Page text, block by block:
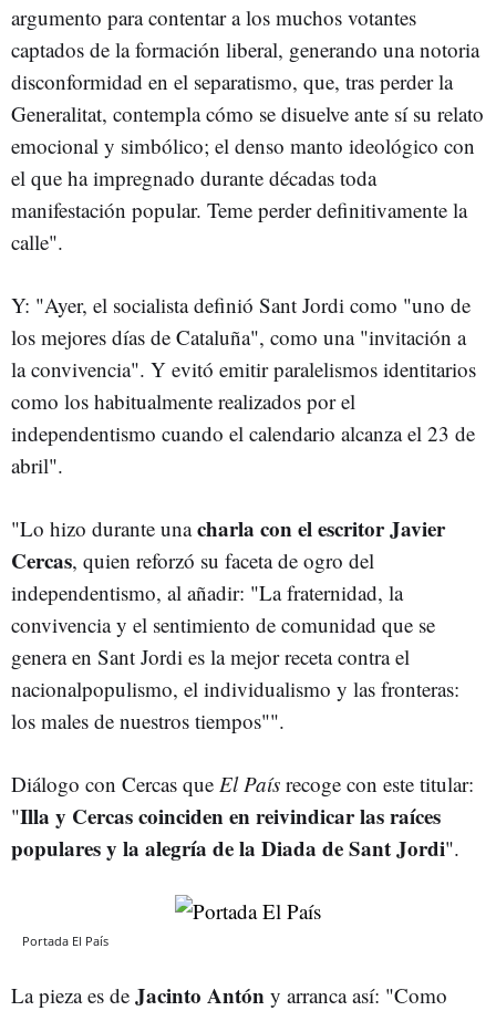
argumento para contentar a los muchos votantes
captados de la formación liberal, generando una notoria
disconformidad en el separatismo, que, tras perder la
Generalitat, contempla cómo se disuelve ante sí su relato
emocional y simbólico; el denso manto ideológico con
el que ha impregnado durante décadas toda
manifestación popular. Teme perder definitivamente la
calle".
Y: "Ayer, el socialista definió Sant Jordi como "uno de
los mejores días de Cataluña", como una "invitación a
la convivencia". Y evitó emitir paralelismos identitarios
como los habitualmente realizados por el
independentismo cuando el calendario alcanza el 23 de
abril".
"Lo hizo durante unacharla con el escritor Javier
Cercas, quien reforzó su faceta de ogro del
independentismo, al añadir: "La fraternidad, la
convivencia y el sentimiento de comunidad que se
genera en Sant Jordi es la mejor receta contra el
nacionalpopulismo, el individualismo y las fronteras:
los males de nuestros tiempos"".
Diálogo con Cercas que El País recoge con este titular:
"Illa y Cercas coinciden en reivindicar las raíces
populares y la alegría de la Diada de Sant Jordi".
Portada El País
La pieza es de Jacinto Antón y arranca así: "Como